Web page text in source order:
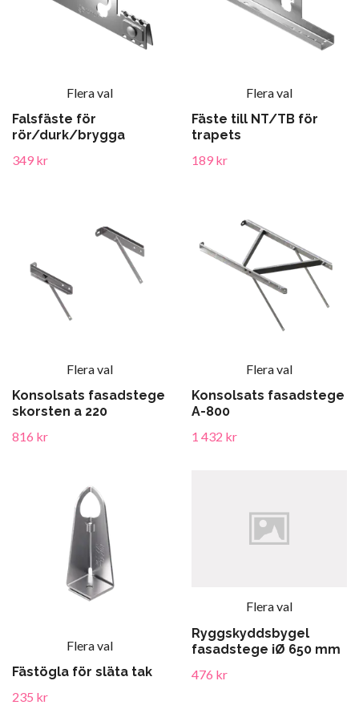
Flera val
Falsfäste för
rör/durk/brygga
349 kr
Flera val
Fäste till NT/TB för
trapets
189 kr
Flera val
Konsolsats fasadstege
skorsten a 220
816 kr
Flera val
Konsolsats fasadstege
A-800
1 432 kr
Flera val
Fästögla för släta tak
235 kr
Flera val
Ryggskyddsbygel
fasadstege iØ 650 mm
476 kr